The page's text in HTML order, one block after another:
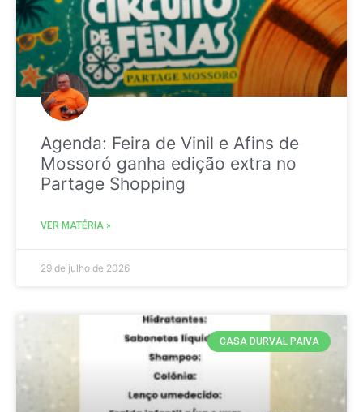
Agenda: Feira de Vinil e Afins de
Mossoró ganha edição extra no
Partage Shopping
VER MATÉRIA »
29 de julho de 2026
CASA DURVAL PAIVA